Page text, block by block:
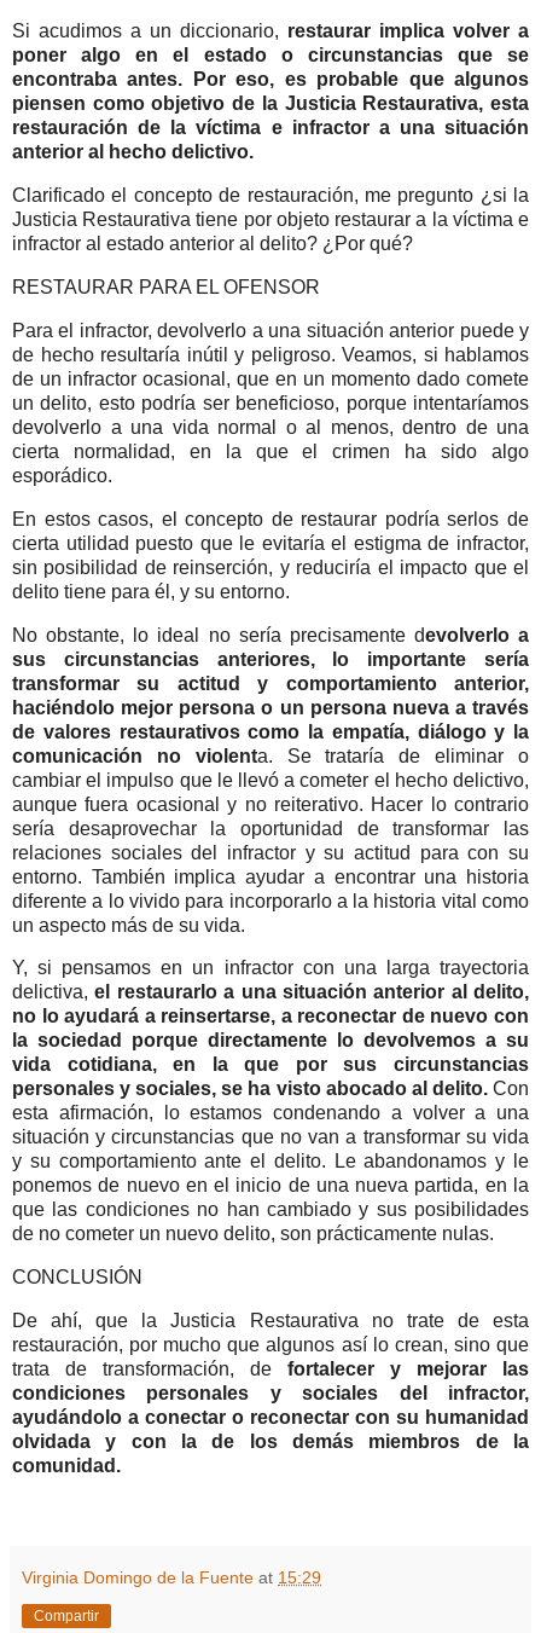
Si acudimos a un diccionario, restaurar implica volver a
poner algo en el estado o circunstancias que se
encontraba antes. Por eso, es probable que algunos
piensen como objetivo de la Justicia Restaurativa, esta
restauración de la víctima e infractor a una situación
anterior al hecho delictivo.
Clarificado el concepto de restauración, me pregunto ¿si la
Justicia Restaurativa tiene por objeto restaurar a la víctima e
infractor al estado anterior al delito? ¿Por qué?
RESTAURAR PARA EL OFENSOR
Para el infractor, devolverlo a una situación anterior puede y
de hecho resultaría inútil y peligroso. Veamos, si hablamos
de un infractor ocasional, que en un momento dado comete
un delito, esto podría ser beneficioso, porque intentaríamos
devolverlo a una vida normal o al menos, dentro de una
cierta normalidad, en la que el crimen ha sido algo
esporádico.
En estos casos, el concepto de restaurar podría serlos de
cierta utilidad puesto que le evitaría el estigma de infractor,
sin posibilidad de reinserción, y reduciría el impacto que el
delito tiene para él, y su entorno.
No obstante, lo ideal no sería precisamente devolverlo a
sus circunstancias anteriores, lo importante sería
transformar su actitud y comportamiento anterior,
haciéndolo mejor persona o un persona nueva a través
de valores restaurativos como la empatía, diálogo y la
comunicación no violenta. Se trataría de eliminar o
cambiar el impulso que le llevó a cometer el hecho delictivo,
aunque fuera ocasional y no reiterativo. Hacer lo contrario
sería desaprovechar la oportunidad de transformar las
relaciones sociales del infractor y su actitud para con su
entorno. También implica ayudar a encontrar una historia
diferente a lo vivido para incorporarlo a la historia vital como
un aspecto más de su vida.
Y, si pensamos en un infractor con una larga trayectoria
delictiva,el restaurarlo a una situación anterior al delito,
no lo ayudará a reinsertarse, a reconectar de nuevo con
la sociedad porque directamente lo devolvemos a su
vida cotidiana, en la que por sus circunstancias
personales y sociales, se ha visto abocado al delito. Con
esta afirmación, lo estamos condenando a volver a una
situación y circunstancias que no van a transformar su vida
y su comportamiento ante el delito. Le abandonamos y le
ponemos de nuevo en el inicio de una nueva partida, en la
que las condiciones no han cambiado y sus posibilidades
de no cometer un nuevo delito, son prácticamente nulas.
CONCLUSIÓN
De ahí, que la Justicia Restaurativa no trate de esta
restauración, por mucho que algunos así lo crean, sino que
trata de transformación, de fortalecer y mejorar las
condiciones personales y sociales del infractor,
ayudándolo a conectar o reconectar con su humanidad
olvidada y con la de los demás miembros de la
comunidad.
Virginia Domingo de la Fuente at 15:29
Compartir